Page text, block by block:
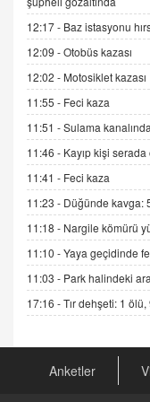
Esed
Sednaya
11.12.2024
DR.
Gerçek
19.07.2025
GÖNÜL
04.11.2025
AV.
Kira
CAN
12:17 - Baz istasyonu
12:09 -Otobüs kazası
12:02 - Motosiklet kazası
11:55 - Feci kaza
11:51 -Sulama
11:46 - Kayıp kişi
11:41 - Feci kaza
11:23 - Düğünde kavga:
11:18 - Nargile kömürü
11:10 -Yaya geçidinde
11:03 - Park halindeki
17:16 -Tır dehşeti: 1 ölü,
Anketler